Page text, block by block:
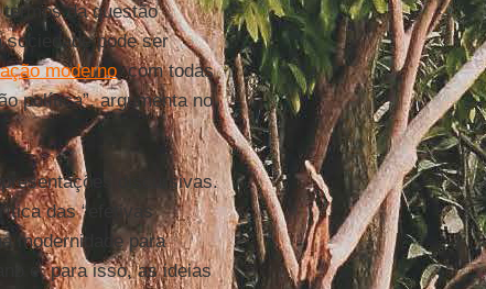
da questão
pode ser
moderno, com todas
política”, argumenta no
discursivas.
das “efetivas
modernidade para
e, para isso, as ideias